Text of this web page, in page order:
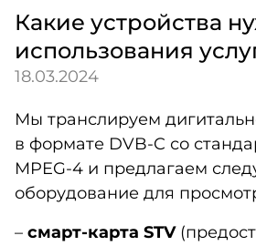
Интернет
Телефон
Охрана
Помощь
Магазин
Контакты
Какие устройства
использования
18.03.2024
Мы транслируем
в формате DVB-C со
MPEG-4 и предлагаем
оборудование для
– смарт-карта STV